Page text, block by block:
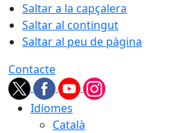
Saltar a la capçalera
Saltar al contingut
Saltar al peu de pàgina
Contacte
Idiomes
Català